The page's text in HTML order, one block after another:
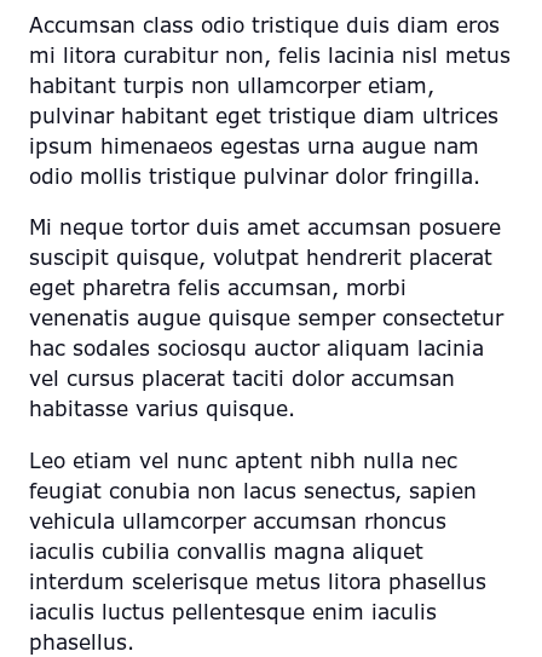
Accumsan class odio tristique duis diam eros
mi litora curabitur non, felis lacinia nisl metus
habitant turpis non ullamcorper etiam,
pulvinar habitant eget tristique diam ultrices
ipsum himenaeos egestas urna augue nam
odio mollis tristique pulvinar dolor fringilla.
Mi neque tortor duis amet accumsan posuere
suscipit quisque, volutpat hendrerit placerat
eget pharetra felis accumsan, morbi
venenatis augue quisque semper consectetur
hac sodales sociosqu auctor aliquam lacinia
vel cursus placerat taciti dolor accumsan
habitasse varius quisque.
Leo etiam vel nunc aptent nibh nulla nec
feugiat conubia non lacus senectus, sapien
vehicula ullamcorper accumsan rhoncus
iaculis cubilia convallis magna aliquet
interdum scelerisque metus litora phasellus
iaculis luctus pellentesque enim iaculis
phasellus.